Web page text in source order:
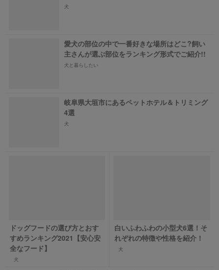
犬
愛犬の部位の中で一番好きな場所はどこ?飼い
主さんが選ぶ部位をランキング形式でご紹介!!
犬と暮らしたい
岐阜県大垣市にあるペットホテル＆トリミング
4選
犬
ドッグフードの選び方とおす
すめランキング2021【安心安
全なフード】
犬
白いふわふわの小型犬6選！そ
れぞれの特徴や性格を紹介！
犬